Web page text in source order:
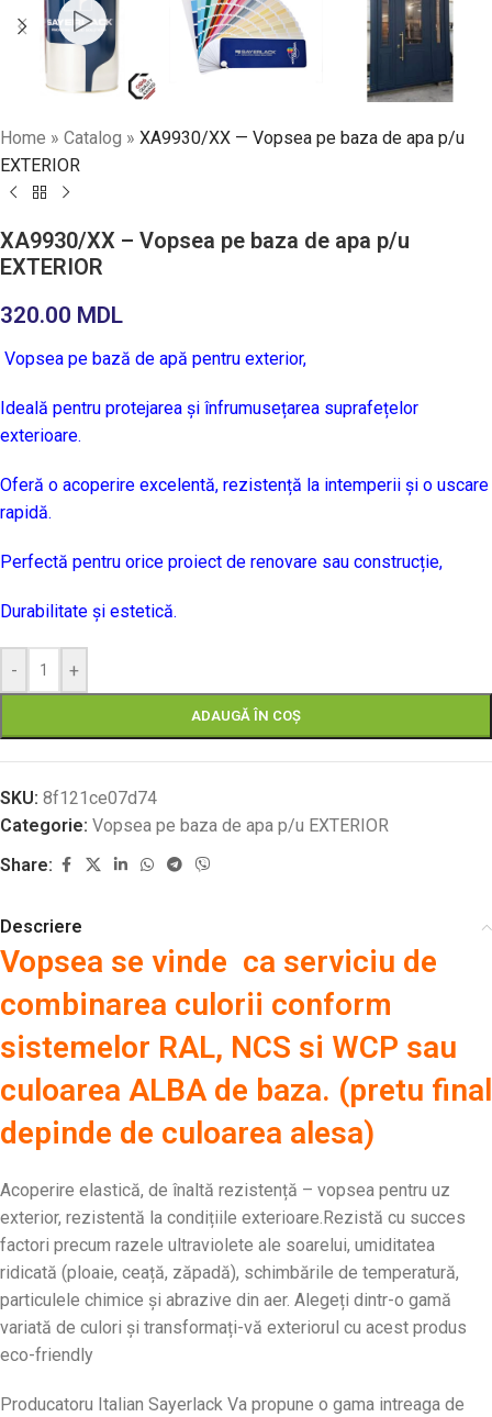
Home » Catalog » XA9930/XX — Vopsea pe baza de apa p/u
EXTERIOR
XA9930/XX – Vopsea pe baza de apa p/u
EXTERIOR
320.00 MDL
Vopsea pe bază de apă pentru exterior,
Ideală pentru protejarea și înfrumusețarea suprafețelor
exterioare.
Oferă o acoperire excelentă, rezistență la intemperii și o uscare
rapidă.
Perfectă pentru orice proiect de renovare sau construcție,
Durabilitate și estetică.
- +
ADAUGĂ ÎN COȘ
SKU: 8f121ce07d74
Categorie: Vopsea pe baza de apa p/u EXTERIOR
Share:
Descriere
Vopsea se vinde ca serviciu de
combinarea culorii conform
sistemelor RAL, NCS si WCP sau
culoarea ALBA de baza. (pretu final
depinde de culoarea alesa)
Acoperire elastică, de înaltă rezistență – vopsea pentru uz
exterior, rezistentă la condițiile exterioare.Rezistă cu succes
factori precum razele ultraviolete ale soarelui, umiditatea
ridicată (ploaie, ceață, zăpadă), schimbările de temperatură,
particulele chimice și abrazive din aer. Alegeți dintr-o gamă
variată de culori și transformați-vă exteriorul cu acest produs
eco-friendly
Producatoru Italian Sayerlack Va propune o gama intreaga de